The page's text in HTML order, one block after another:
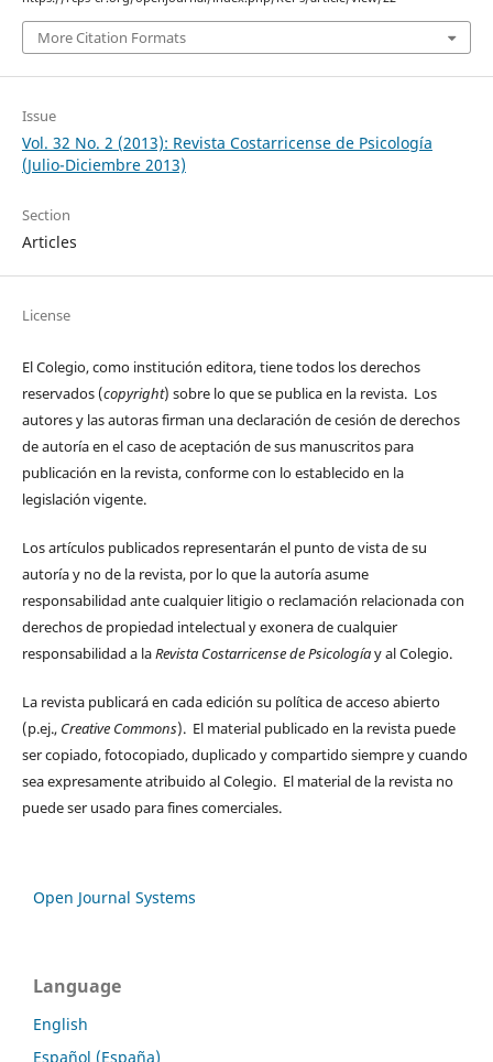
More Citation Formats
Issue
Vol. 32 No. 2 (2013): Revista Costarricense de Psicología
(Julio-Diciembre 2013)
Section
Articles
License
El Colegio, como institución editora, tiene todos los derechos
reservados (copyright) sobre lo que se publica en la revista. Los
autores y las autoras firman una declaración de cesión de derechos
de autoría en el caso de aceptación de sus manuscritos para
publicación en la revista, conforme con lo establecido en la
legislación vigente.
Los artículos publicados representarán el punto de vista de su
autoría y no de la revista, por lo que la autoría asume
responsabilidad ante cualquier litigio o reclamación relacionada con
derechos de propiedad intelectual y exonera de cualquier
responsabilidad a laRevista Costarricense de Psicologíay al Colegio.
La revista publicará en cada edición su política de acceso abierto
(p.ej., Creative Commons). El material publicado en la revista puede
ser copiado, fotocopiado, duplicado y compartido siempre y cuando
sea expresamente atribuido al Colegio. El material de la revista no
puede ser usado para fines comerciales.
Open Journal Systems
Language
English
Español (España)